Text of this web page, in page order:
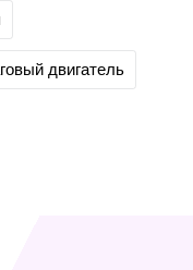
двигатель